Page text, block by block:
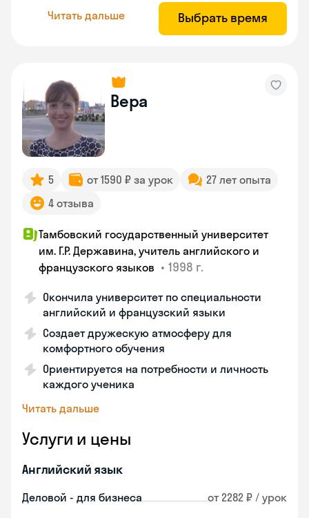
Читать дальше Выбрать время
Вера
5 от 1590 ₽ за урок
27 лет опыта
4 отзыва
Тамбовский государственный университет
им. Г.Р. Державина, учитель английского и
французского языков • 1998 г.
Окончила университет по специальности
английский и французский языки
Создает дружескую атмосферу для
комфортного обучения
Ориентируется на потребности и личность
каждого ученика
Читать дальше
Услуги и цены
Английский язык
Деловой - для бизнеса от 2282 ₽ / урок